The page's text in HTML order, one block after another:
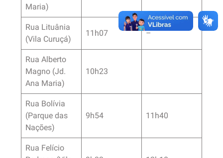
Maria)
Rua Lituânia
(Vila Curuçá)
11h07 –
Rua Alberto
Magno (Jd.
Ana Maria)
10h23
Rua Bolívia
(Parque das
Nações)
9h54 11h40
Rua Felício